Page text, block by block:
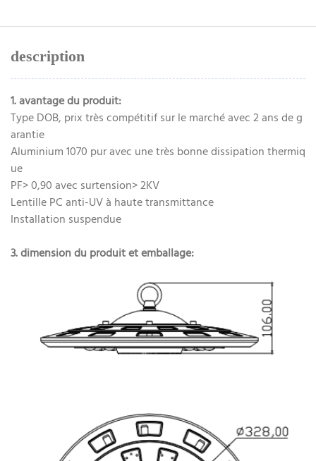
description
1. avantage du produit:
Type DOB, prix très compétitif sur le marché avec 2 ans de g
arantie
Aluminium 1070 pur avec une très bonne dissipation thermiq
ue
PF> 0,90 avec surtension> 2KV
Lentille PC anti-UV à haute transmittance
Installation suspendue
3. dimension du produit et emballage: